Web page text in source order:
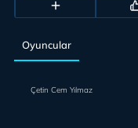
Oyuncular
Çetin Cem Yılmaz